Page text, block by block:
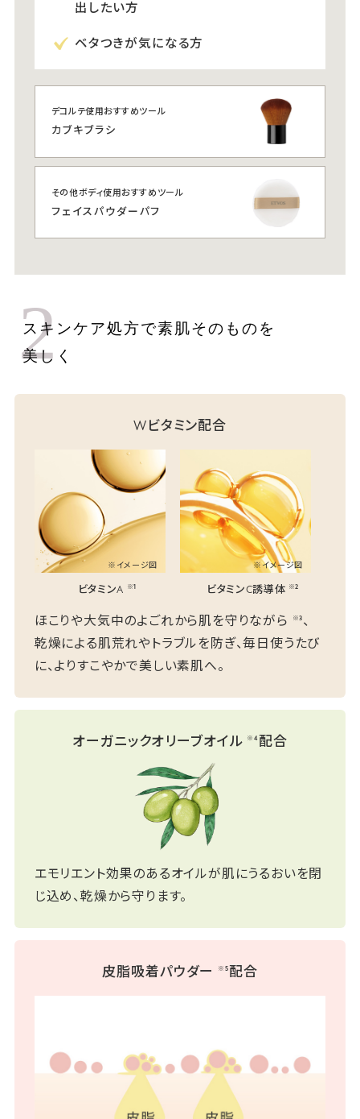
出したい方
ベタつきが気になる方
デコルテ使用おすすめツール
カブキブラシ
その他ボディ使用おすすめツール
フェイスパウダーパフ
2
スキンケア処方で素肌そのものを
美しく
Wビタミン配合
※イメージ図
ビタミンA ※1
※イメージ図
ビタミンC誘導体 ※2
ほこりや大気中のよごれから肌を守りながら ※3 、
乾燥による肌荒れやトラブルを防ぎ、毎日使うたび
に、よりすこやかで美しい素肌へ。
オーガニックオリーブオイル ※4 配合
エモリエント効果のあるオイルが肌にうるおいを閉
じ込め、乾燥から守ります。
皮脂吸着パウダー ※5配合